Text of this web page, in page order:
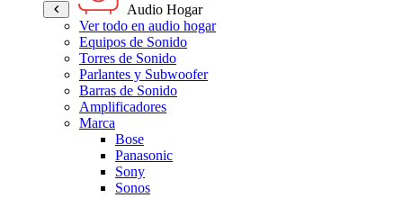
Audio Hogar
Ver todo en audio hogar
Equipos de Sonido
Torres de Sonido
Parlantes y Subwoofer
Barras de Sonido
Amplificadores
Marca
Bose
Panasonic
Sony
Sonos